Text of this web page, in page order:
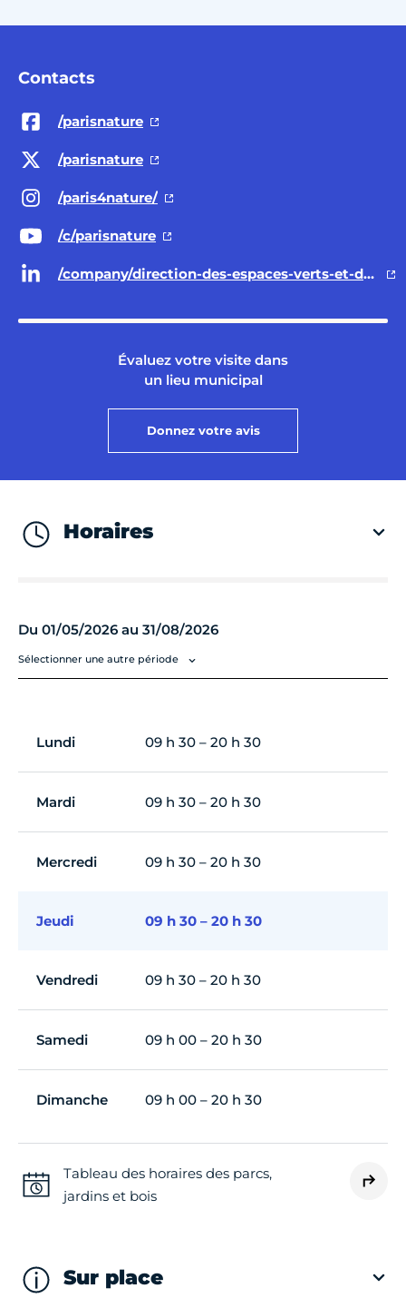
Contacts
/parisnature
/parisnature
/paris4nature/
/c/parisnature
/company/direction-des-espaces-verts-et-de-l-environnement-ville-de-paris/
Évaluez votre visite dans
un lieu municipal
Donnez votre avis
Horaires
Du 01/05/2026 au 31/08/2026
Sélectionner une autre période
Lundi 09 h 30 – 20 h 30
Mardi 09 h 30 – 20 h 30
Mercredi 09 h 30 – 20 h 30
Jeudi 09 h 30 – 20 h 30
Vendredi 09 h 30 – 20 h 30
Samedi 09 h 00 – 20 h 30
Dimanche 09 h 00 – 20 h 30
Tableau des horaires des parcs,
jardins et bois
Sur place